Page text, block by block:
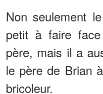
Non seulement
petit à faire
père, mais il a
le père de Brian
bricoleur.